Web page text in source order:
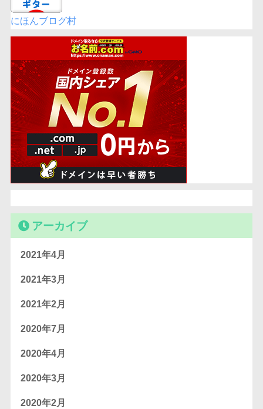
にほんブログ村
アーカイブ
2021年4月
2021年3月
2021年2月
2020年7月
2020年4月
2020年3月
2020年2月